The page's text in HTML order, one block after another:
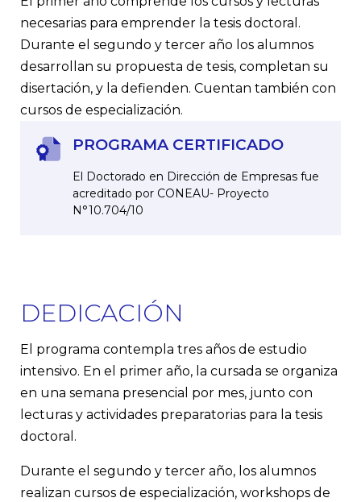
necesarias para emprender la tesis doctoral.
Durante el segundo y tercer año los alumnos
desarrollan su propuesta de tesis, completan su
disertación, y la defienden. Cuentan también con
cursos de especialización.
PROGRAMA CERTIFICADO
El Doctorado en Dirección de Empresas fue
acreditado por CONEAU- Proyecto
N°10.704/10
DEDICACIÓN
El programa contempla tres años de estudio
intensivo. En el primer año, la cursada se organiza
en una semana presencial por mes, junto con
lecturas y actividades preparatorias para la tesis
doctoral.
Durante el segundo y tercer año, los alumnos
realizan cursos de especialización, workshops de